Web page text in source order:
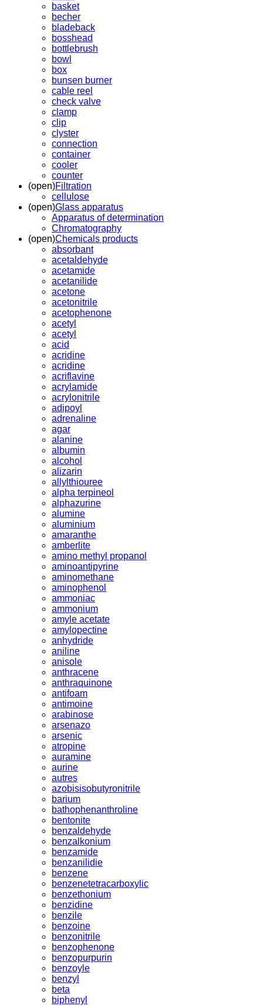
basket
becher
bladeback
bosshead
bottlebrush
bowl
box
bunsen burner
cable reel
check valve
clamp
clip
clyster
connection
container
cooler
counter
(open)Filtration
cellulose
(open)Glass apparatus
Apparatus of determination
Chromatography
(open)Chemicals products
absorbant
acetaldehyde
acetamide
acetanilide
acetone
acetonitrile
acetophenone
acetyl
acetyl
acid
acridine
acridine
acriflavine
acrylamide
acrylonitrile
adipoyl
adrenaline
agar
alanine
albumin
alcohol
alizarin
allylthiouree
alpha terpineol
alphazurine
alumine
aluminium
amaranthe
amberlite
amino methyl propanol
aminoantipyrine
aminomethane
aminophenol
ammoniac
ammonium
amyle acetate
amylopectine
anhydride
aniline
anisole
anthracene
anthraquinone
antifoam
antimoine
arabinose
arsenazo
arsenic
atropine
auramine
aurine
autres
azobisisobutyronitrile
barium
bathophenanthroline
bentonite
benzaldehyde
benzalkonium
benzamide
benzanilidie
benzene
benzenetetracarboxylic
benzethonium
benzidine
benzile
benzoine
benzonitrile
benzophenone
benzopurpurin
benzoyle
benzyl
beta
biphenyl